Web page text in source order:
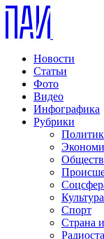
Новости
Статьи
Фото
Видео
Инфографика
Рубрики
Культура
Спорт
Страна